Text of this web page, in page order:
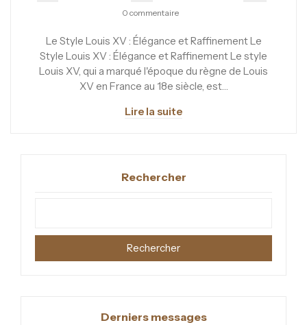
0 commentaire
Le Style Louis XV : Élégance et Raffinement Le
Style Louis XV : Élégance et Raffinement Le style
Louis XV, qui a marqué l'époque du règne de Louis
XV en France au 18e siècle, est…
Lire la suite
Rechercher
Rechercher
Derniers messages